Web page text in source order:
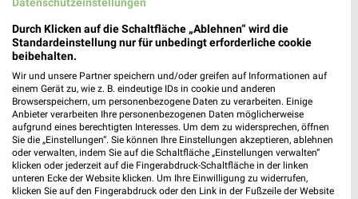
pitstop Prospekte und Angebote für Worms
POCO Katalog und Prospekte für Worms
Durch Klicken auf die Schaltfläche „Ablehnen“ wird die
Standardeinstellung nur für unbedingt erforderliche cookie
beibehalten.
Wir und unsere Partner speichern und/oder greifen auf Informationen auf
einem Gerät zu, wie z. B. eindeutige IDs in cookie und anderen
Browserspeichern, um personenbezogene Daten zu verarbeiten. Einige
Anbieter verarbeiten Ihre personenbezogenen Daten möglicherweise
aufgrund eines berechtigten Interesses. Um dem zu widersprechen, öffnen
Sie die „Einstellungen“. Sie können Ihre Einstellungen akzeptieren, ablehnen
oder verwalten, indem Sie auf die Schaltfläche „Einstellungen verwalten“
klicken oder jederzeit auf die Fingerabdruck-Schaltfläche in der linken
unteren Ecke der Website klicken. Um Ihre Einwilligung zu widerrufen,
klicken Sie auf den Fingerabdruck oder den Link in der Fußzeile der Website